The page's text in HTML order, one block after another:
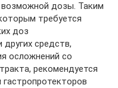
возможной дозы. Таким
требуется
доз
средств,
осложнений со
рекомендуется